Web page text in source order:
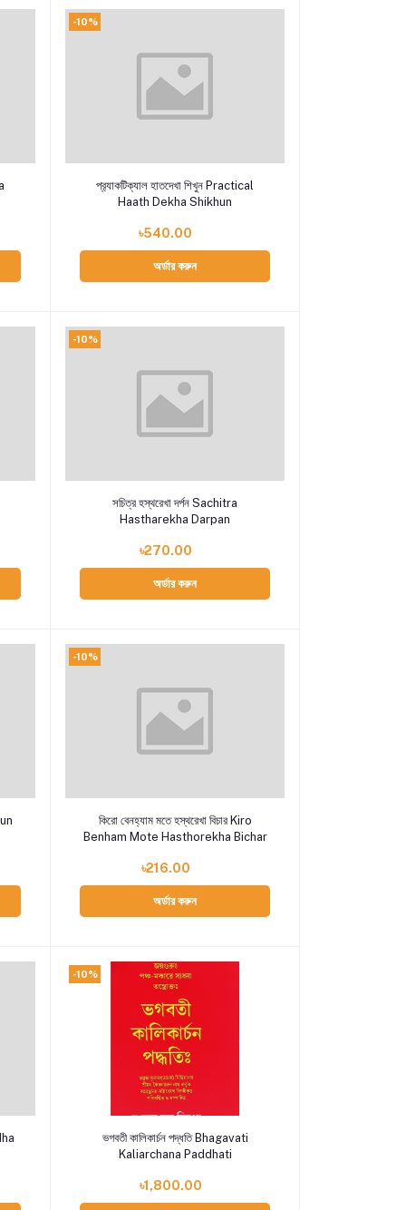
-10%
Add to cart
প্র‍্যাকটিক্যাল হাতদেখা শিখুন Practical
Haath Dekha Shikhun
৳540.00
অর্ডার করুন
-10%
Add to cart
সচিত্র হস্থরেখা দর্পন Sachitra
Hastharekha Darpan
৳270.00
অর্ডার করুন
-10%
Add to cart
কিরো বেনহ্যাম মতে হস্থরেখা বিচার Kiro
Benham Mote Hasthorekha Bichar
৳216.00
অর্ডার করুন
-10%
Add to cart
ভগবতী কালিকার্চন পদ্ধতি Bhagavati
Kaliarchana Paddhati
৳1,800.00